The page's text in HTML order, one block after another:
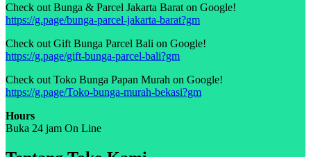
Check out Bunga & Parcel Jakarta Barat on Google!
https://g.page/bunga-parcel-jakarta-barat?gm
Check out Gift Bunga Parcel Bali on Google!
https://g.page/gift-bunga-parcel-bali?gm
Check out Toko Bunga Papan Murah on Google!
https://g.page/Toko-bunga-murah-bekasi?gm
Hours
Buka 24 jam On Line